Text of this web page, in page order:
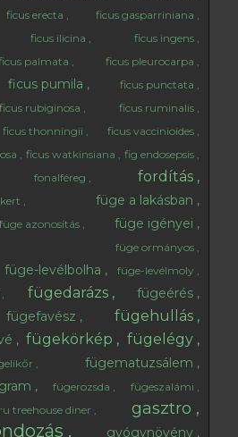
ficus erecta
ficus gasparriniana
ficus ilicina
ficus ingens
palmata
ficus pleurocarpa
ficus pumila ficus punctata
ficus rubiginosa ficus ruminalis
ficus thonningii
ficus vaccinioides
ficus watkinsiana fig endosepsis
fonalféreg fordítás
füge a lakásban
füge azonosítás
füge igényei
füge ormányos
füge-levélbolha
füge-levélmoly
fügedarázs fügeérés
fügefavész fügehullás
fügekörkép fügelégy
fügematuzsálem
fügerozsda
fügeszalámi
treehouse diner gasztro
gyógynövény